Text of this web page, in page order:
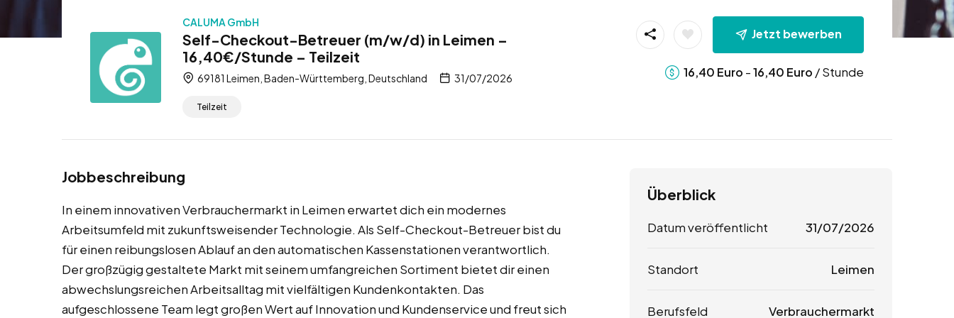
CALUMA GmbH
Self-Checkout-Betreuer (m/w/d) in Leimen –
16,40€/Stunde – Teilzeit
69181 Leimen, Baden-Württemberg, Deutschland 31/07/2026
Teilzeit
Jetzt bewerben
16,40 Euro -16,40 Euro / Stunde
Jobbeschreibung
In einem innovativen Verbrauchermarkt in Leimen erwartet dich ein modernes
Arbeitsumfeld mit zukunftsweisender Technologie. Als Self-Checkout-Betreuer bist du
für einen reibungslosen Ablauf an den automatischen Kassenstationen verantwortlich.
Der großzügig gestaltete Markt mit seinem umfangreichen Sortiment bietet dir einen
abwechslungsreichen Arbeitsalltag mit vielfältigen Kundenkontakten. Das
aufgeschlossene Team legt großen Wert auf Innovation und Kundenservice und freut sich
Überblick
Datum veröffentlicht 31/07/2026
Standort Leimen
Berufsfeld Verbrauchermarkt